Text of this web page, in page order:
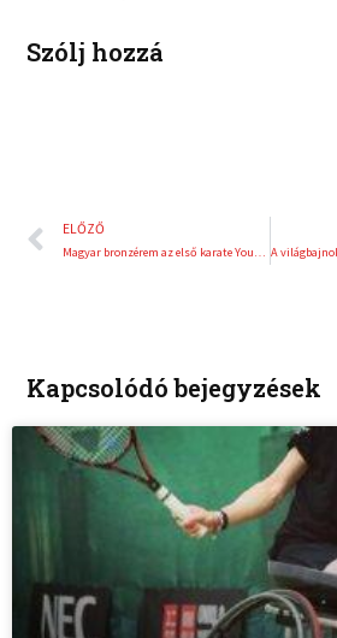
Szólj hozzá
Előző
ELŐZŐ
Magyar bronzérem az első karate Youth League-en
Kapcsolódó bejegyzések